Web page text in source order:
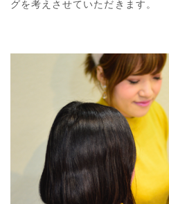
グを考えさせていただきます。